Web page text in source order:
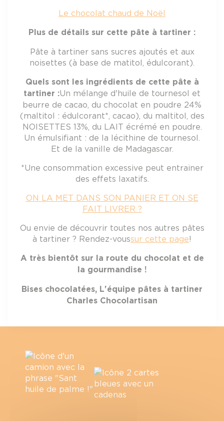
Le chocolat chaud de Noël
Plus de détails sur cette pâte à tartiner :
Pâte à tartiner sans sucres ajoutés et aux
noisettes (à base de matitol, édulcorant).
Quels sont les ingrédients de cette pâte à
tartiner :Un mélange d'huile de tournesol et
beurre de cacao, du chocolat en poudre 24%
(maltitol : édulcorant*, cacao), du maltitol, des
NOISETTES 13%, du LAIT écrémé en poudre.
Un émulsifiant : de la lécithine de tournesol.
Et de la vanille de Madagascar.
*Une consommation excessive peut entrainer
des effets laxatifs.
ON LA MET DANS SON PANIER ET ON SE
FAIT LIVRER ?
Ou envie de découvrir toutes nos autres pâtes
à tartiner ? Rendez-voussur cette page!
A très bientôt sur la route du chocolat et de
la gourmandise !
Bises chocolatées, L'équipe pâtes à tartiner
Charles Chocolartisan